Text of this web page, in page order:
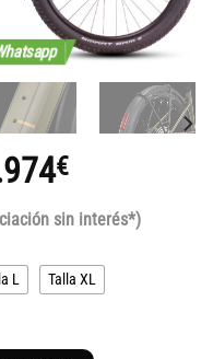
€El
precio
actual
es:
sin interés*)
L Talla XL